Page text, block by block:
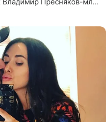
Владимир Пресняков-мл.